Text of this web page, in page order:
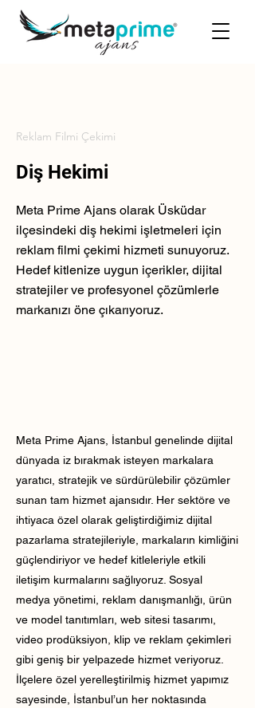
Reklam Filmi Çekimi
Diş Hekimi
Meta Prime Ajans olarak Üsküdar
ilçesindeki diş hekimi işletmeleri için
reklam filmi çekimi hizmeti sunuyoruz.
Hedef kitlenize uygun içerikler, dijital
stratejiler ve profesyonel çözümlerle
markanızı öne çıkarıyoruz.
Meta Prime Ajans, İstanbul genelinde dijital
dünyada iz bırakmak isteyen markalara
yaratıcı, stratejik ve sürdürülebilir çözümler
sunan tam hizmet ajansıdır. Her sektöre ve
ihtiyaca özel olarak geliştirdiğimiz dijital
pazarlama stratejileriyle, markaların kimliğini
güçlendiriyor ve hedef kitleleriyle etkili
iletişim kurmalarını sağlıyoruz. Sosyal
medya yönetimi, reklam danışmanlığı, ürün
ve model tanıtımları, web sitesi tasarımı,
video prodüksiyon, klip ve reklam çekimleri
gibi geniş bir yelpazede hizmet veriyoruz.
İlçelere özel yerelleştirilmiş hizmet yapımız
sayesinde, İstanbul’un her noktasında